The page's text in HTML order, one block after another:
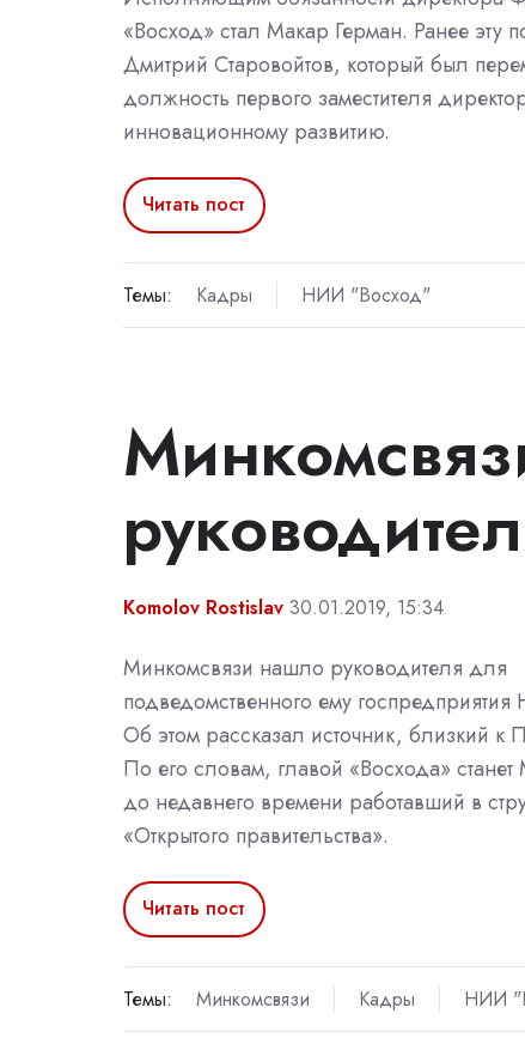
«Восход» стал Макар Герман. Ранее эту
Дмитрий Старовойтов, который был
должность первого заместителя
инновационному развитию.
Читать пост
Темы: Кадры НИИ "Восход"
Komolov Rostislav 30.01.2019, 15:34
Минкомсвязи нашло руководителя для
подведомственного ему
Об этом рассказал источник, близкий к
По его словам, главой «Восхода»
до недавнего времени работавший в
«Открытого правительства».
Читать пост
Темы: Минкомсвязи Кадры НИИ